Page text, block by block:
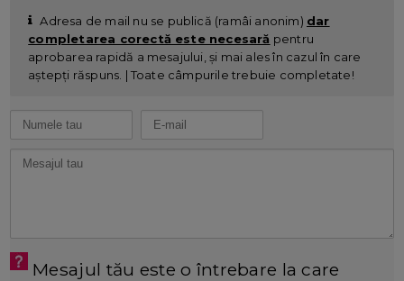
Adresa de mail nu se publică (ramâi anonim) dar
completarea corectă este necesară pentru
aprobarea rapidă a mesajului, și mai ales în cazul în care
aștepți răspuns. | Toate câmpurile trebuie completate!
Mesajul tău este o întrebare la care